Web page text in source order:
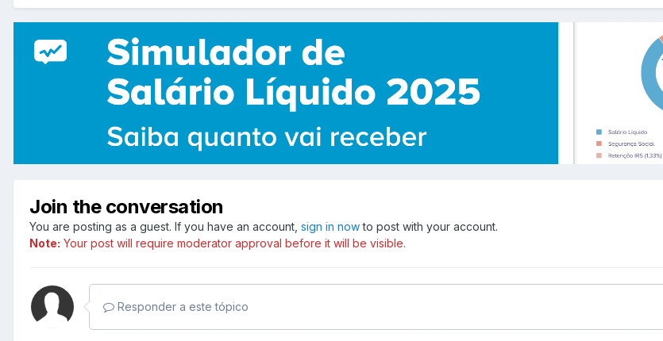
Join the conversation
You are posting as a guest. If you have an account, sign in nowto post with your account.
Note: Your post will require moderator approval before it will be visible.
Responder a este tópico